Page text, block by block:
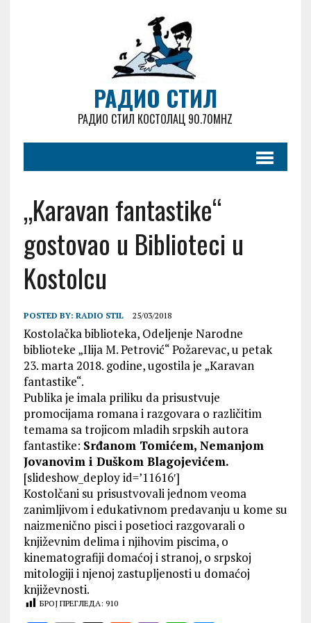
РАДИО СТИЛ
РАДИО СТИЛ КОСТОЛАЦ 90.70MHZ
„Karavan fantastike“
gostovao u Biblioteci u
Kostolcu
POSTED BY: RADIO STIL 25/03/2018
Kostolačka biblioteka, Odeljenje Narodne
biblioteke „Ilija M. Petrović“ Požarevac, u petak
23. marta 2018. godine, ugostila je „Karavan
fantastike“.
Publika je imala priliku da prisustvuje
promocijama romana i razgovara o različitim
temama sa trojicom mladih srpskih autora
fantastike: Srđanom Tomićem, Nemanjom
Jovanovim i Duškom Blagojevićem.
[slideshow_deploy id=’11616′]
Kostolčani su prisustvovali jednom veoma
zanimljivom i edukativnom predavanju u kome su
naizmenično pisci i posetioci razgovarali o
književnim delima i njihovim piscima, o
kinematografiji domaćoj i stranoj, o srpskoj
mitologiji i njenoj zastupljenosti u domaćoj
književnosti.
БРОЈ ПРЕГЛЕДА: 910